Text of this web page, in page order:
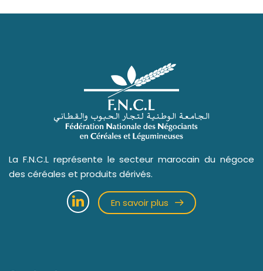
La F.N.C.L représente le secteur marocain du négoce
des céréales et produits dérivés.
En savoir plus